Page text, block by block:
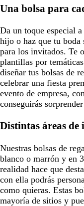
ó
c
Una bolsa para
Da un toque especial
hijo o haz que tu boda
para los invitados. Te
plantillas por
diseñar tus bolsas de
celebrar una fiesta
evento de empresa,
conseguirás
Distintas áreas
Nuestras bolsas de
blanco o marrón y en
realidad hace que
con ella podrás
como quieras. Estas
mayoría de sitios y